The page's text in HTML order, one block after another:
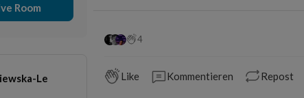
Room
Le
4
Like Kommentieren Repost